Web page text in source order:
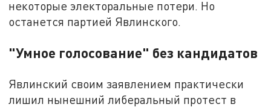
некоторые электоральные потери. Но
останется партией Явлинского.
"Умное голосование" без кандидатов
Явлинский своим заявлением практически
лишил нынешний либеральный протест в